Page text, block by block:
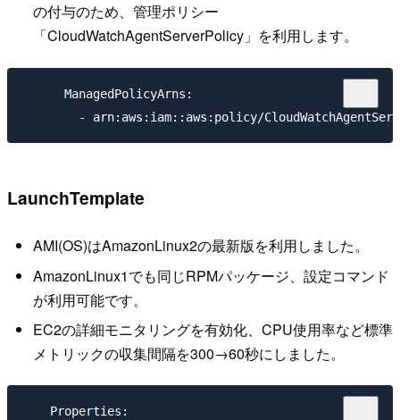
の付与のため、管理ポリシー
「CloudWatchAgentServerPolicy」を利用します。
      ManagedPolicyArns:
LaunchTemplate
AMI(OS)はAmazonLinux2の最新版を利用しました。
AmazonLinux1でも同じRPMパッケージ、設定コマンド
が利用可能です。
EC2の詳細モニタリングを有効化、CPU使用率など標準
メトリックの収集間隔を300→60秒にしました。
    Properties: